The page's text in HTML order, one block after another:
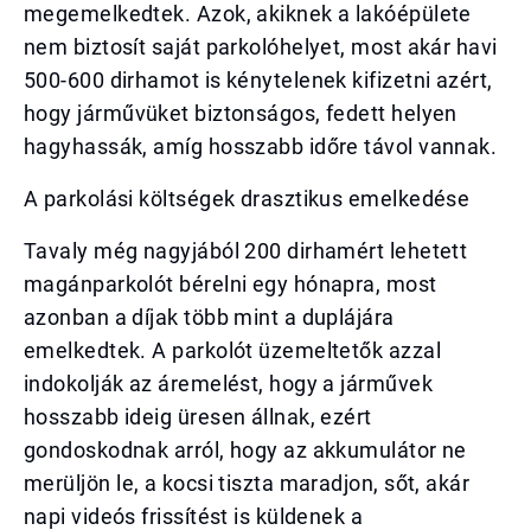
megemelkedtek. Azok, akiknek a lakóépülete
nem biztosít saját parkolóhelyet, most akár havi
500-600 dirhamot is kénytelenek kifizetni azért,
hogy járművüket biztonságos, fedett helyen
hagyhassák, amíg hosszabb időre távol vannak.
A parkolási költségek drasztikus emelkedése
Tavaly még nagyjából 200 dirhamért lehetett
magánparkolót bérelni egy hónapra, most
azonban a díjak több mint a duplájára
emelkedtek. A parkolót üzemeltetők azzal
indokolják az áremelést, hogy a járművek
hosszabb ideig üresen állnak, ezért
gondoskodnak arról, hogy az akkumulátor ne
merüljön le, a kocsi tiszta maradjon, sőt, akár
napi videós frissítést is küldenek a